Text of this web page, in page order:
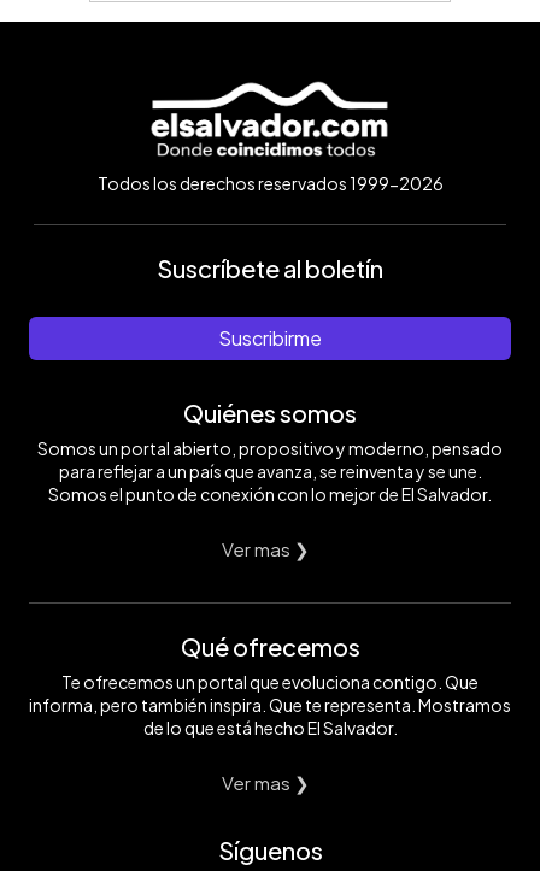
Todos los derechos reservados 1999-2026
Suscríbete al boletín
Suscribirme
Quiénes somos
Somos un portal abierto, propositivo y moderno, pensado
para reflejar a un país que avanza, se reinventa y se une.
Somos el punto de conexión con lo mejor de El Salvador.
Ver mas ❯
Qué ofrecemos
Te ofrecemos un portal que evoluciona contigo. Que
informa, pero también inspira. Que te representa. Mostramos
de lo que está hecho El Salvador.
Ver mas ❯
Síguenos